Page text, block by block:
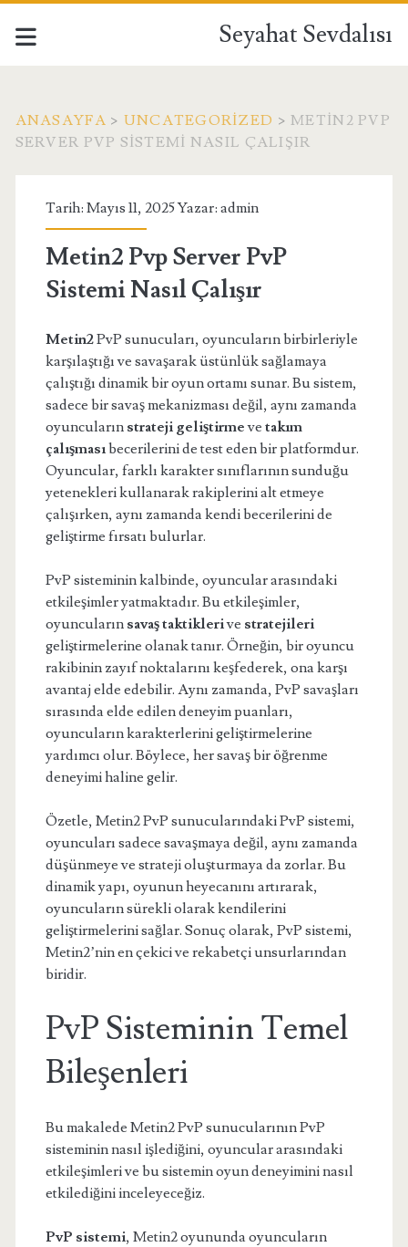
Seyahat Sevdalısı
ANASAYFA > UNCATEGORIZED >METIN2 PVP
SERVER PVP SISTEMI NASIL ÇALIŞIR
Tarih: Mayıs 11, 2025 Yazar: admin
Metin2 Pvp Server PvP
Sistemi Nasıl Çalışır
Metin2PvP sunucuları, oyuncuların birbirleriyle
karşılaştığı ve savaşarak üstünlük sağlamaya
çalıştığı dinamik bir oyun ortamı sunar. Bu sistem,
sadece bir savaş mekanizması değil, aynı zamanda
oyuncuların strateji geliştirmeve takım
çalışmasıbecerilerini de test eden bir platformdur.
Oyuncular, farklı karakter sınıflarının sunduğu
yetenekleri kullanarak rakiplerini alt etmeye
çalışırken, aynı zamanda kendi becerilerini de
geliştirme fırsatı bulurlar.
PvP sisteminin kalbinde, oyuncular arasındaki
etkileşimler yatmaktadır. Bu etkileşimler,
oyuncuların savaş taktiklerive stratejileri
geliştirmelerine olanak tanır. Örneğin, bir oyuncu
rakibinin zayıf noktalarını keşfederek, ona karşı
avantaj elde edebilir. Aynı zamanda, PvP savaşları
sırasında elde edilen deneyim puanları,
oyuncuların karakterlerini geliştirmelerine
yardımcı olur. Böylece, her savaş bir öğrenme
deneyimi haline gelir.
Özetle, Metin2 PvP sunucularındaki PvP sistemi,
oyuncuları sadece savaşmaya değil, aynı zamanda
düşünmeye ve strateji oluşturmaya da zorlar. Bu
dinamik yapı, oyunun heyecanını artırarak,
oyuncuların sürekli olarak kendilerini
geliştirmelerini sağlar. Sonuç olarak, PvP sistemi,
Metin2’nin en çekici ve rekabetçi unsurlarından
biridir.
PvP Sisteminin Temel
Bileşenleri
Bu makalede Metin2 PvP sunucularının PvP
sisteminin nasıl işlediğini, oyuncular arasındaki
etkileşimleri ve bu sistemin oyun deneyimini nasıl
etkilediğini inceleyeceğiz.
PvP sistemi, Metin2 oyununda oyuncuların